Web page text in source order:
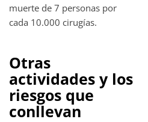
muerte de 7 personas por
cada 10.000 cirugías.
Otras
actividades y los
riesgos que
conllevan